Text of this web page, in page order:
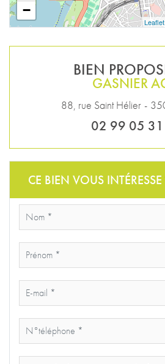
−
Leaflet
BIEN
GASNIER
88, rue Saint Hélier -
02 99 05
CE BIEN VOUS INTÉRESSE